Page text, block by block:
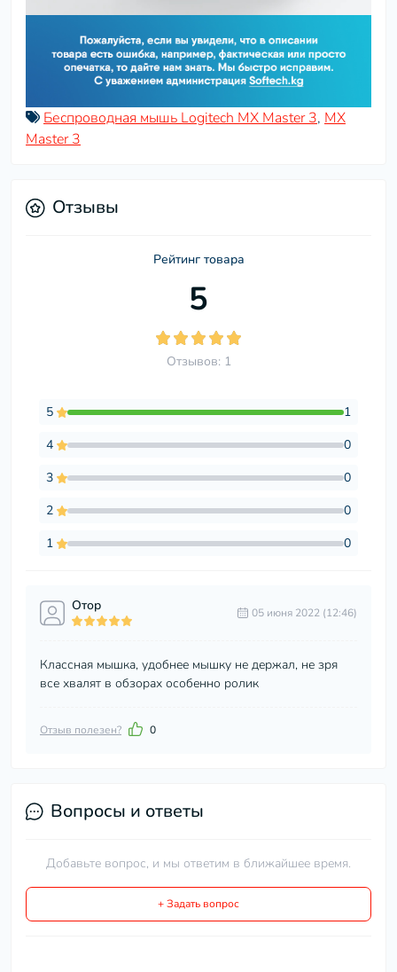
Беспроводная мышь Logitech MX Master 3, MX
Master 3
Отзывы
Рейтинг товара
5
Отзывов: 1
5
1
4
0
3
0
2
0
1
0
Отор 05 июня 2022 (12:46)
Классная мышка, удобнее мышку не держал, не зря
все хвалят в обзорах особенно ролик
Отзыв полезен? 0
Вопросы и ответы
Добавьте вопрос, и мы ответим в ближайшее время.
+ Задать вопрос